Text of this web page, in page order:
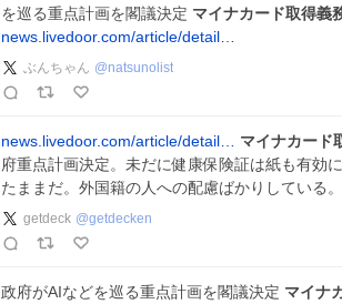
を巡る重点計画を閣議決定 マイナカード取得義
news.livedoor.com/article/detail…
ぶんちゃん @natsunolist
news.livedoor.com/article/detail… マイナカード
府重点計画決定。未だに健康保険証は紙も有効
たままだ。外国籍の人への配慮ばかりしている。
getdeck @getdecken
政府がAIなどを巡る重点計画を閣議決定 マイナ